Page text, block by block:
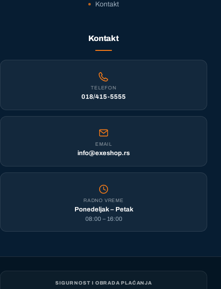
Kontakt
Kontakt
TELEFON
018/415-5555
EMAIL
info@exeshop.rs
RADNO VREME
Ponedeljak – Petak
08:00 – 16:00
SIGURNOST I OBRADA PLAĆANJA